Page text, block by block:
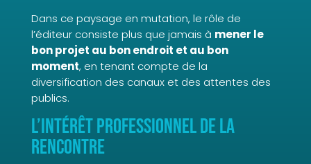
Dans ce paysage en mutation, le rôle de
l’éditeur consiste plus que jamais à mener le
bon projet au bon endroit et au bon
moment, en tenant compte de la
diversification des canaux et des attentes des
publics.
L’intérêt professionnel de la
rencontre